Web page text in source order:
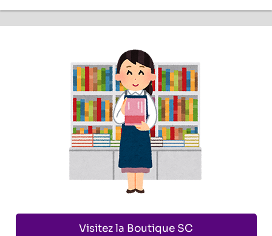
Visitez la Boutique SC